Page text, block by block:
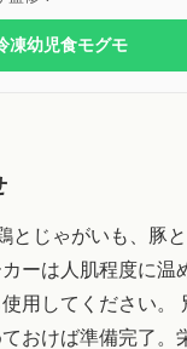
凍幼児食モグモ
とじゃがいも、豚
ーは人肌程度に温
用してください。
おけば準備完了。